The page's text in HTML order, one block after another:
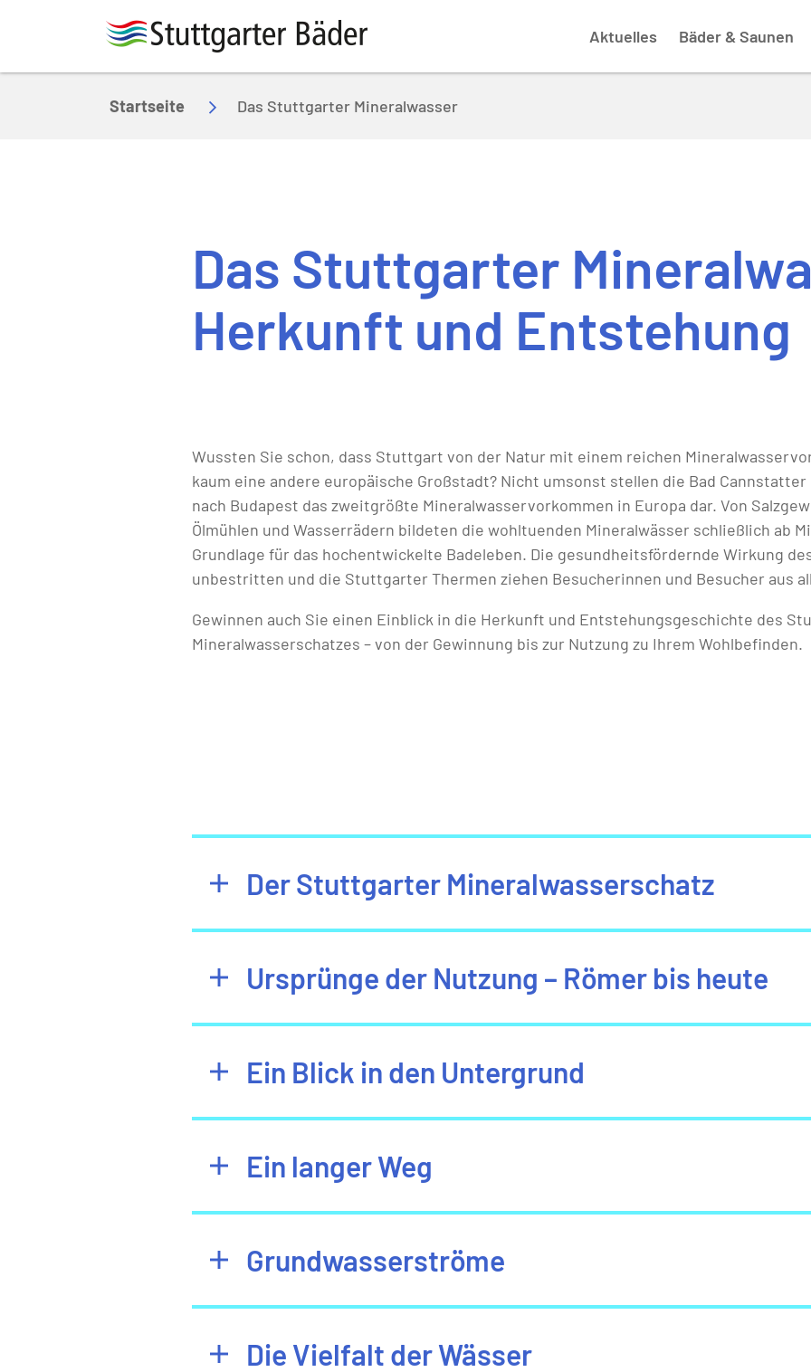
Aktuelles
Bäder & Saunen
Startseite Das Stuttgarter Mineralwasser
Das Stuttgarter
Herkunft und Entstehung
Wussten Sie schon, dass Stuttgart von der Natur mit einem reichen
kaum eine andere europäische Großstadt? Nicht umsonst stellen die Bad
nach Budapest das zweitgrößte Mineralwasservorkommen in Europa dar. Von
Ölmühlen und Wasserrädern bildeten die wohltuenden Mineralwässer schließlich ab
Grundlage für das hochentwickelte Badeleben. Die gesundheitsfördernde Wirkung
unbestritten und die Stuttgarter Thermen ziehen Besucherinnen und Besucher aus
Gewinnen auch Sie einen Einblick in die Herkunft und Entstehungsgeschichte des
Mineralwasserschatzes – von der Gewinnung bis zur Nutzung zu Ihrem Wohlbefinden.
Der Stuttgarter Mineralwasserschatz
Ursprünge der Nutzung – Römer bis heute
Ein Blick in den Untergrund
Ein langer Weg
Grundwasserströme
Die Vielfalt der Wässer